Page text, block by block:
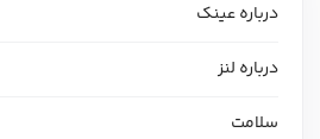
درباره عینک
درباره لنز
سلامت